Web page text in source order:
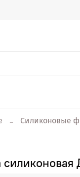
Силиконовые